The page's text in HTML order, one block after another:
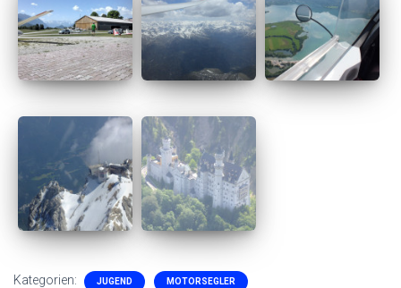
Kategorien: JUGEND MOTORSEGLER